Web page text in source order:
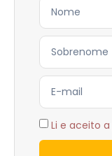
Li e aceito a